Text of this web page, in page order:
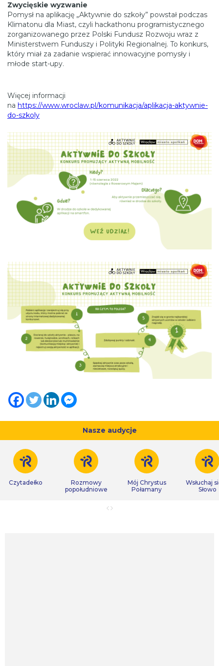
Zwycięskie wyzwanie
Pomysł na aplikację „Aktywnie do szkoły” powstał podczas
Klimatonu dla Miast, czyli hackathonu programistycznego
zorganizowanego przez Polski Fundusz Rozwoju wraz z
Ministerstwem Funduszy i Polityki Regionalnej. To konkurs,
który miał za zadanie wspierać innowacyjne pomysły i
młode start-upy.
Więcej informacji
na https://www.wroclaw.pl/komunikacja/aplikacja-aktywnie-
do-szkoly
Nasze audycje
Czytadełko
Rozmowy
popołudniowe
Mój Chrystus
Połamany
Wsłuchaj
Słowo